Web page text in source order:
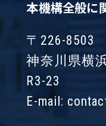
本機構全般に
〒226-8503
神奈川県横
R3-23
E-mail: